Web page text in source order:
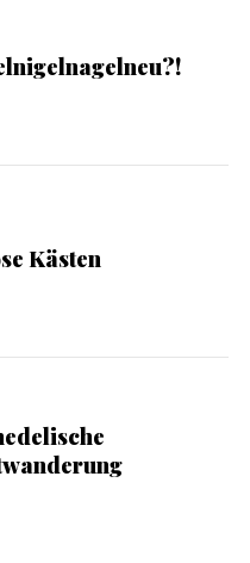
Kästen